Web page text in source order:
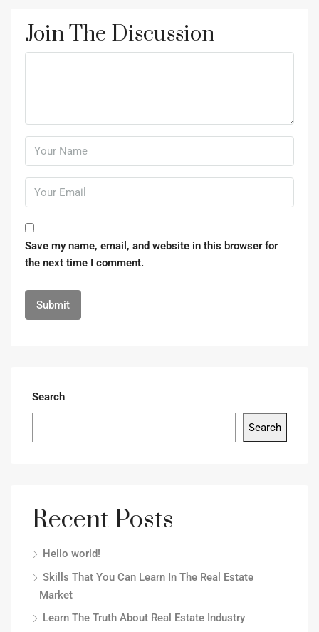
Join The Discussion
Save my name, email, and website in this browser for
the next time I comment.
Search
Search
Recent Posts
Hello world!
Skills That You Can Learn In The Real Estate
Market
Learn The Truth About Real Estate Industry